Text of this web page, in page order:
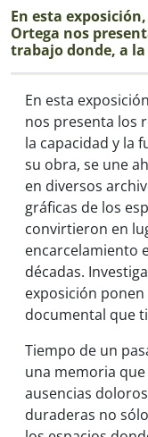
En esta
Ortega nos
trabajo donde, a
En esta
nos presenta los
la capacidad y la
su obra, se une
en diversos
gráficas de los
convirtieron en
encarcelamiento
décadas.
exposición
documental que
Tiempo de un
una memoria
ausencias
duraderas no